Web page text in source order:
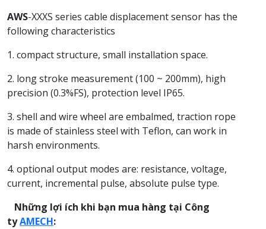
AWS-XXXS series cable displacement sensor has the
following characteristics
1. compact structure, small installation space.
2. long stroke measurement (100 ~ 200mm), high
precision (0.3%FS), protection level IP65.
3. shell and wire wheel are embalmed, traction rope
is made of stainless steel with Teflon, can work in
harsh environments.
4. optional output modes are: resistance, voltage,
current, incremental pulse, absolute pulse type.
Những lợi ích khi bạn mua hàng tại Công
tyAMECH: